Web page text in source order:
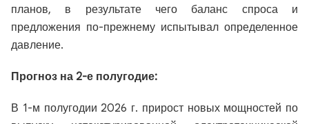
планов, в результате чего баланс спроса и
предложения по-прежнему испытывал определенное
давление.
Прогноз на 2-е полугодие:
В 1-м полугодии 2026 г. прирост новых мощностей по